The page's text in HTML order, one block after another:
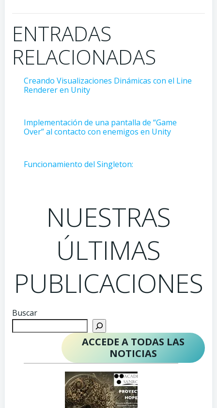
ENTRADAS
RELACIONADAS
Creando Visualizaciones Dinámicas con el Line
Renderer en Unity
Implementación de una pantalla de “Game
Over” al contacto con enemigos en Unity
Funcionamiento del Singleton:
NUESTRAS
ÚLTIMAS
PUBLICACIONES
Buscar
ACCEDE A TODAS LAS
NOTICIAS